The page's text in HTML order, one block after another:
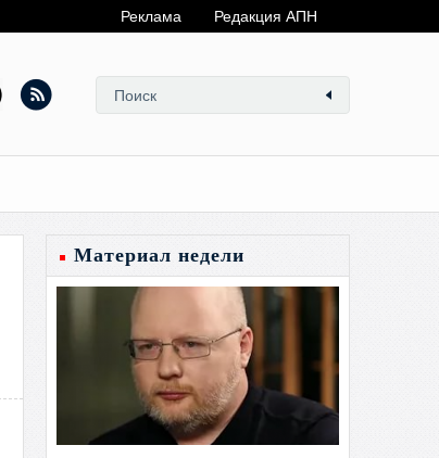
Реклама Редакция АПН
Материал недели